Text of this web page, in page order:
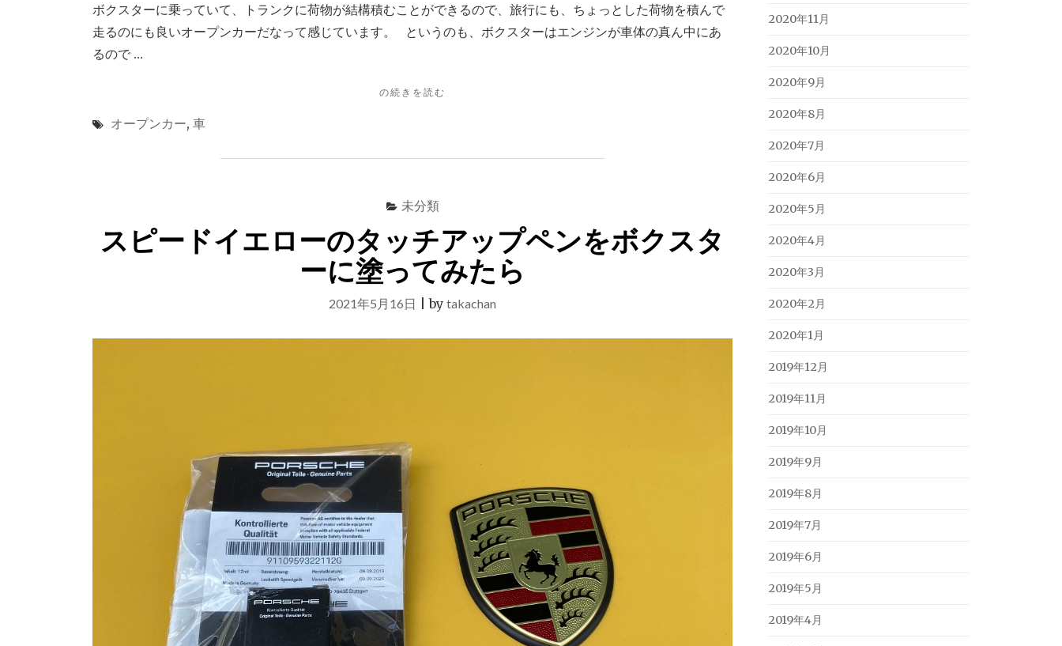
ボクスターに乗っていて、トランクに荷物が結構積むことができるので、旅行にも、ちょっとした荷物を積んで
走るのにも良いオープンカーだなって感じています。 というのも、ボクスターはエンジンが車体の真ん中にあ
るので …
"ボ
ー
後
ト
ン
に
く
ー
の続きを読む
オープンカー, 車
未分類
スピードイエローのタッチアップペンをボクスタ
ーに塗ってみたら
2021年5月16日 |by takachan
2020年11月
2020年10月
2020年9月
2020年8月
2020年7月
2020年6月
2020年5月
2020年4月
2020年3月
2020年2月
2020年1月
2019年12月
2019年11月
2019年10月
2019年9月
2019年8月
2019年7月
2019年6月
2019年5月
2019年4月